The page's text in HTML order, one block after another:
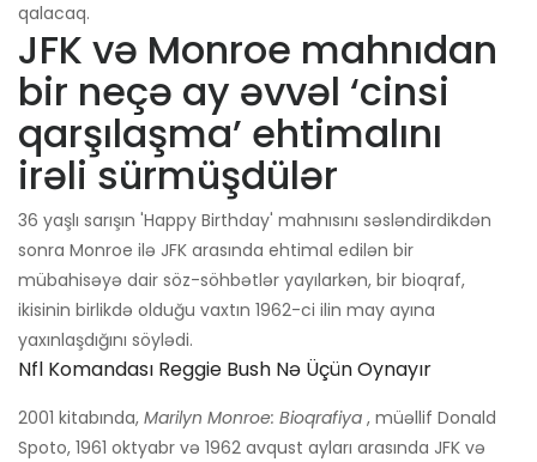
qalacaq.
JFK və Monroe mahnıdan
bir neçə ay əvvəl ‘cinsi
qarşılaşma’ ehtimalını
irəli sürmüşdülər
36 yaşlı sarışın 'Happy Birthday' mahnısını səsləndirdikdən
sonra Monroe ilə JFK arasında ehtimal edilən bir
mübahisəyə dair söz-söhbətlər yayılarkən, bir bioqraf,
ikisinin birlikdə olduğu vaxtın 1962-ci ilin may ayına
yaxınlaşdığını söylədi.
Nfl Komandası Reggie Bush Nə Üçün Oynayır
2001 kitabında, Marilyn Monroe: Bioqrafiya , müəllif Donald
Spoto, 1961 oktyabr və 1962 avqust ayları arasında JFK və